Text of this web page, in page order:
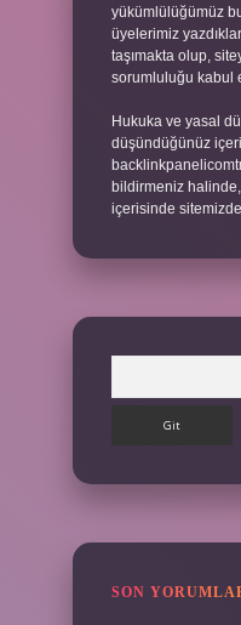
yükümlülüğümüz
üyelerimiz
taşımakta olup,
sorumluluğu kabul
Hukuka ve yasal
düşündüğünüz
bildirmeniz
içerisinde
SON